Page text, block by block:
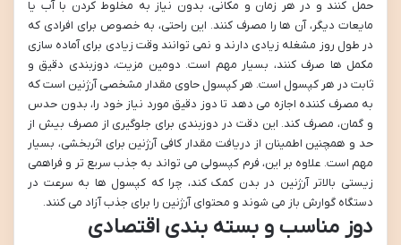
حمل کنند و در هر زمان و مکانی، بدون نیاز به مخلوط کردن با آب یا
مایعات دیگر، آن ها را مصرف کنند. این راحتی، به خصوص برای افرادی که
در طول روز مشغله زیادی دارند و نمی توانند وقت زیادی برای آماده سازی
مکمل ها صرف کنند، بسیار مهم است. دومین مزیت، دوزبندی دقیق و
ثابت در هر کپسول است. هر کپسول حاوی مقدار مشخصی آرژنین است که
به مصرف کننده اجازه می دهد تا دوز دقیق مورد نیاز خود را، بدون حدس
و گمان، مصرف کند. این دقت در دوزبندی برای جلوگیری از مصرف بیش از
حد و همچنین اطمینان از دریافت مقدار کافی آرژنین برای اثربخشی، بسیار
مهم است. علاوه بر این، فرم کپسولی می تواند به جذب سریع تر و فراهمی
زیستی بالاتر آرژنین در بدن کمک کند، چرا که کپسول ها به سرعت در
دستگاه گوارش باز می شوند و محتوای آرژنین را برای جذب آزاد می کنند.
دوز مناسب و بسته بندی اقتصادی